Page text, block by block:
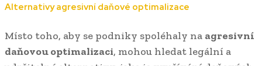
Alternativy agresivní daňové optimalizace
Místo toho, aby se podniky spoléhaly na agresivní
daňovou optimalizaci, mohou hledat legální a